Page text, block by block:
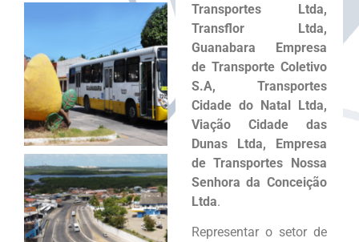
Transportes Ltda,
Transflor Ltda,
Guanabara Empresa
de Transporte Coletivo
S.A, Transportes
Cidade do Natal Ltda,
Viação Cidade das
Dunas Ltda, Empresa
de Transportes Nossa
Senhora da Conceição
Ltda.
Representar o setor de